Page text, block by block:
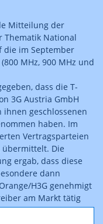
Mitteilung der
Thematik National
die im September
MHz, 900 MHz und
dass die T-
3G Austria GmbH
geschlossenen
haben. Im
Vertragsparteien
übermittelt. Die
ergab, dass diese
dann
H3G genehmigt
am Markt tätig
ist mittlerweile